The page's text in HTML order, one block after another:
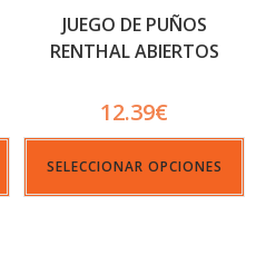
JUEGO DE PUÑOS
RENTHAL ABIERTOS
12.39€
SELECCIONAR OPCIONES